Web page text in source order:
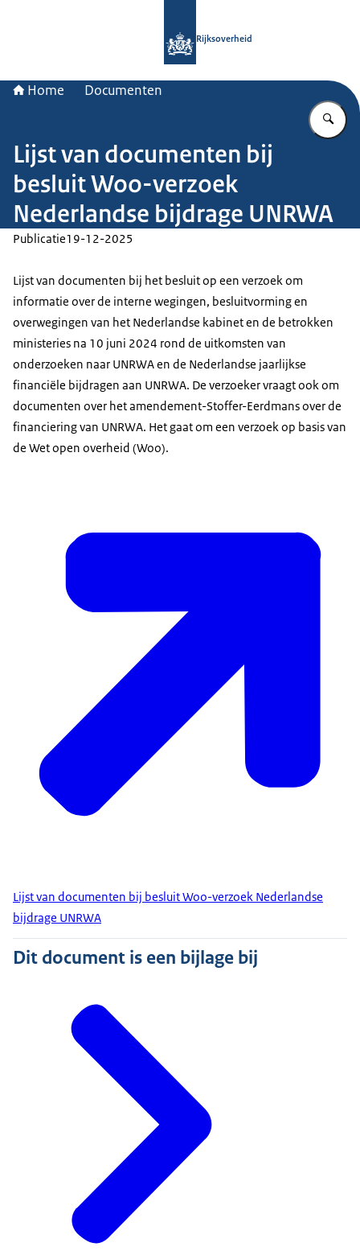
Rijksoverheid
Home Documenten
Lijst van documenten bij
besluit Woo-verzoek
Nederlandse bijdrage UNRWA
Publicatie19-12-2025
Lijst van documenten bij het besluit op een verzoek om
informatie over de interne wegingen, besluitvorming en
overwegingen van het Nederlandse kabinet en de betrokken
ministeries na 10 juni 2024 rond de uitkomsten van
onderzoeken naar UNRWA en de Nederlandse jaarlijkse
financiële bijdragen aan UNRWA. De verzoeker vraagt ook om
documenten over het amendement-Stoffer-Eerdmans over de
financiering van UNRWA. Het gaat om een verzoek op basis van
de Wet open overheid (Woo).
Lijst van documenten bij besluit Woo-verzoek Nederlandse
bijdrage UNRWA
Dit document is een bijlage bij